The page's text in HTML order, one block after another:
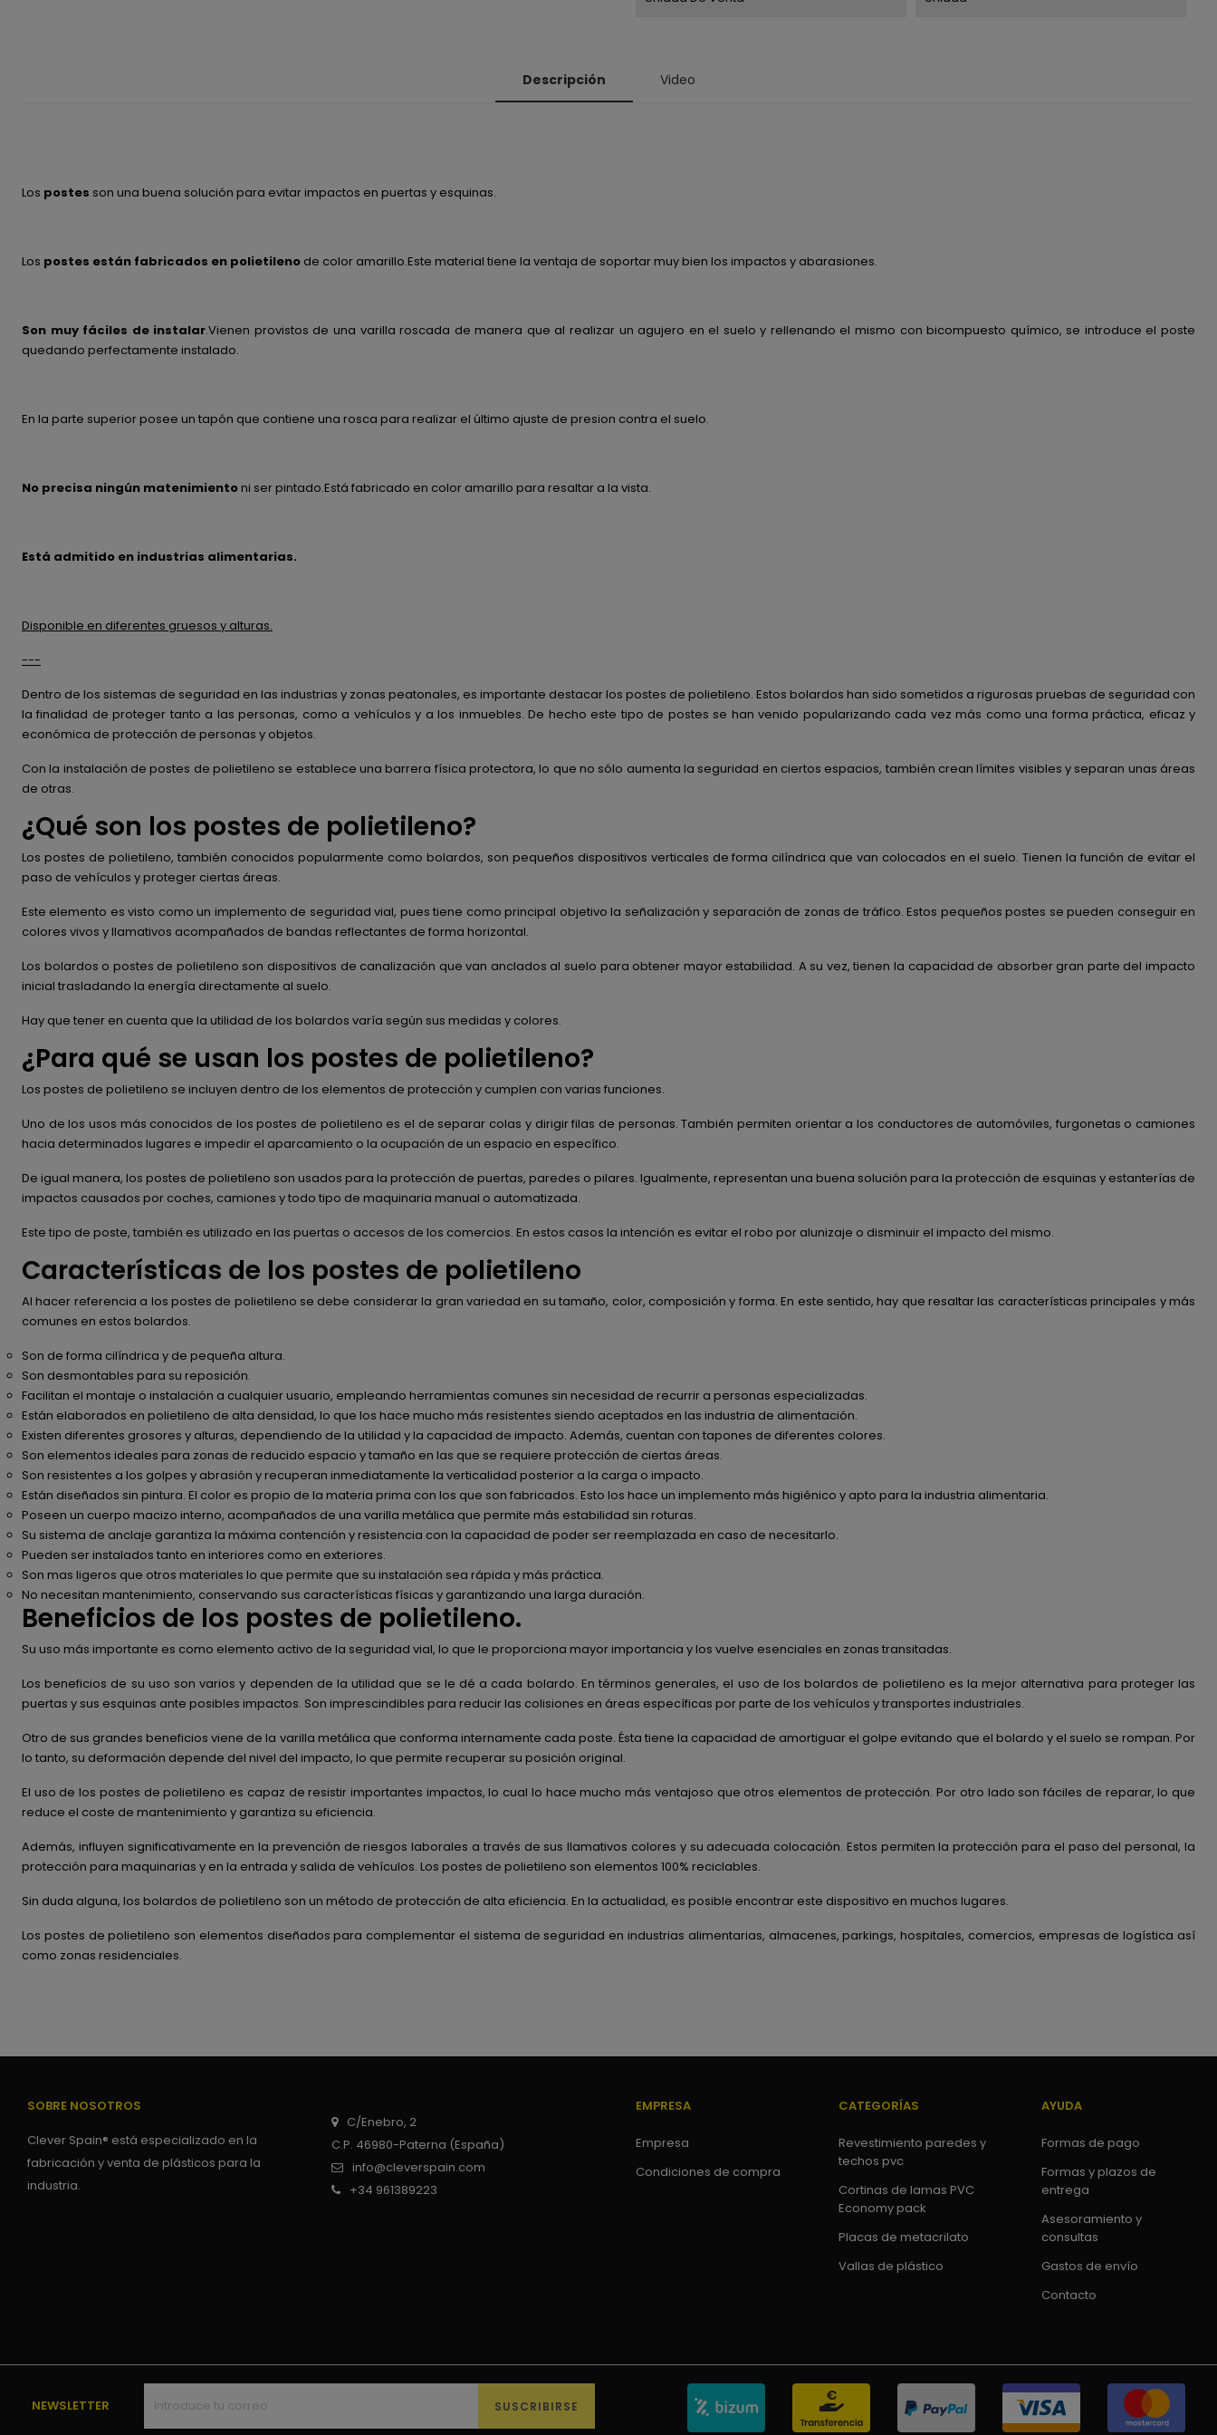
Descripción Video
Los postes son una buena solución para evitar impactos en puertas y esquinas.
Los postes están fabricados en polietileno de color amarillo.Este material tiene la ventaja de soportar muy bien los impactos y abarasiones.
Son muy fáciles de instalar.Vienen provistos de una varilla roscada de manera que al realizar un agujero en el suelo y rellenando el mismo con bicompuesto químico, se introduce el poste
quedando perfectamente instalado.
En la parte superior posee un tapón que contiene una rosca para realizar el último ajuste de presion contra el suelo.
No precisa ningún matenimientoni ser pintado.Está fabricado en color amarillo para resaltar a la vista.
Está admitido en industrias alimentarias.
Disponible en diferentes gruesos y alturas.
---
Dentro de los sistemas de seguridad en las industrias y zonas peatonales, es importante destacar los postes de polietileno. Estos bolardos han sido sometidos a rigurosas pruebas de seguridad con
la finalidad de proteger tanto a las personas, como a vehículos y a los inmuebles. De hecho este tipo de postes se han venido popularizando cada vez más como una forma práctica, eficaz y
económica de protección de personas y objetos.
Con la instalación de postes de polietileno se establece una barrera física protectora, lo que no sólo aumenta la seguridad en ciertos espacios, también crean límites visibles y separan unas áreas
de otras.
¿Qué son los postes de polietileno?
Los postes de polietileno, también conocidos popularmente como bolardos, son pequeños dispositivos verticales de forma cilíndrica que van colocados en el suelo. Tienen la función de evitar el
paso de vehículos y proteger ciertas áreas.
Este elemento es visto como un implemento de seguridad vial, pues tiene como principal objetivo la señalización y separación de zonas de tráfico. Estos pequeños postes se pueden conseguir en
colores vivos y llamativos acompañados de bandas reflectantes de forma horizontal.
Los bolardos o postes de polietileno son dispositivos de canalización que van anclados al suelo para obtener mayor estabilidad. A su vez, tienen la capacidad de absorber gran parte del impacto
inicial trasladando la energía directamente al suelo.
Hay que tener en cuenta que la utilidad de los bolardos varía según sus medidas y colores.
¿Para qué se usan los postes de polietileno?
Los postes de polietileno se incluyen dentro de los elementos de protección y cumplen con varias funciones.
Uno de los usos más conocidos de los postes de polietileno es el de separar colas y dirigir filas de personas. También permiten orientar a los conductores de automóviles, furgonetas o camiones
hacia determinados lugares e impedir el aparcamiento o la ocupación de un espacio en específico.
De igual manera, los postes de polietileno son usados para la protección de puertas, paredes o pilares. Igualmente, representan una buena solución para la protección de esquinas y estanterías de
impactos causados por coches, camiones y todo tipo de maquinaria manual o automatizada.
Este tipo de poste, también es utilizado en las puertas o accesos de los comercios. En estos casos la intención es evitar el robo por alunizaje o disminuir el impacto del mismo.
Características de los postes de polietileno
Al hacer referencia a los postes de polietileno se debe considerar la gran variedad en su tamaño, color, composición y forma. En este sentido, hay que resaltar las características principales y más
comunes en estos bolardos.
Son de forma cilíndrica y de pequeña altura.
Son desmontables para su reposición.
Facilitan el montaje o instalación a cualquier usuario, empleando herramientas comunes sin necesidad de recurrir a personas especializadas.
Están elaborados en polietileno de alta densidad, lo que los hace mucho más resistentes siendo aceptados en las industria de alimentación.
Existen diferentes grosores y alturas, dependiendo de la utilidad y la capacidad de impacto. Además, cuentan con tapones de diferentes colores.
Son elementos ideales para zonas de reducido espacio y tamaño en las que se requiere protección de ciertas áreas.
Son resistentes a los golpes y abrasión y recuperan inmediatamente la verticalidad posterior a la carga o impacto.
Están diseñados sin pintura. El color es propio de la materia prima con los que son fabricados. Esto los hace un implemento más higiénico y apto para la industria alimentaria.
Poseen un cuerpo macizo interno, acompañados de una varilla metálica que permite más estabilidad sin roturas.
Su sistema de anclaje garantiza la máxima contención y resistencia con la capacidad de poder ser reemplazada en caso de necesitarlo.
Pueden ser instalados tanto en interiores como en exteriores.
Son mas ligeros que otros materiales lo que permite que su instalación sea rápida y más práctica.
No necesitan mantenimiento, conservando sus características físicas y garantizando una larga duración.
Beneficios de los postes de polietileno.
Su uso más importante es como elemento activo de la seguridad vial, lo que le proporciona mayor importancia y los vuelve esenciales en zonas transitadas.
Los beneficios de su uso son varios y dependen de la utilidad que se le dé a cada bolardo. En términos generales, el uso de los bolardos de polietileno es la mejor alternativa para proteger las
puertas y sus esquinas ante posibles impactos. Son imprescindibles para reducir las colisiones en áreas específicas por parte de los vehículos y transportes industriales.
Otro de sus grandes beneficios viene de la varilla metálica que conforma internamente cada poste. Ésta tiene la capacidad de amortiguar el golpe evitando que el bolardo y el suelo se rompan. Por
lo tanto, su deformación depende del nivel del impacto, lo que permite recuperar su posición original.
El uso de los postes de polietileno es capaz de resistir importantes impactos, lo cual lo hace mucho más ventajoso que otros elementos de protección. Por otro lado son fáciles de reparar, lo que
reduce el coste de mantenimiento y garantiza su eficiencia.
Además, influyen significativamente en la prevención de riesgos laborales a través de sus llamativos colores y su adecuada colocación. Estos permiten la protección para el paso del personal, la
protección para maquinarias y en la entrada y salida de vehículos. Los postes de polietileno son elementos 100% reciclables.
Sin duda alguna, los bolardos de polietileno son un método de protección de alta eficiencia. En la actualidad, es posible encontrar este dispositivo en muchos lugares.
Los postes de polietileno son elementos diseñados para complementar el sistema de seguridad en industrias alimentarias, almacenes, parkings, hospitales, comercios, empresas de logística así
como zonas residenciales.
SOBRE NOSOTROS
Clever Spain® está especializado en la
fabricación y venta de plásticos para la
industria.
C/Enebro, 2
C.P. 46980-Paterna (España)
info@cleverspain.com
+34 961389223
EMPRESA
Empresa
Condiciones de compra
CATEGORÍAS
Revestimiento paredes y
techos pvc
Cortinas de lamas PVC
Economy pack
Placas de metacrilato
Vallas de plástico
AYUDA
Formas de pago
Formas y plazos de
entrega
Asesoramiento y
consultas
Gastos de envío
Contacto
NEWSLETTER SUSCRIBIRSE